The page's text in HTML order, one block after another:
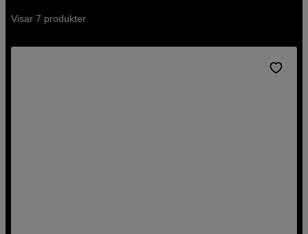
flera, med hög upplösning och ljusstyrka för skarpa bilder
projektorer här och köp direkt online med snabb leverans,
Visar 7 produkter